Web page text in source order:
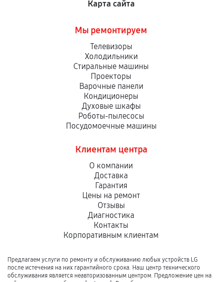
Карта сайта
Мы ремонтируем
Телевизоры
Холодильники
Стиральные машины
Проекторы
Варочные панели
Кондиционеры
Духовые шкафы
Роботы-пылесосы
Посудомоечные машины
Клиентам центра
О компании
Доставка
Гарантия
Цены на ремонт
Отзывы
Диагностика
Контакты
Корпоративным клиентам
Предлагаем услуги по ремонту и обслуживанию любых устройств LG
после истечения на них гарантийного срока. Наш центр технического
обслуживания является неавторизованным центром. Предложение цен на